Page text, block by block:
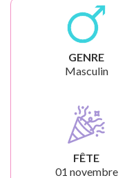
GENRE
Masculin
FÊTE
01 novembre